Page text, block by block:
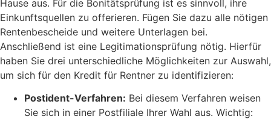
Hause aus. Für die Bonitätsprüfung ist es sinnvoll, ihre
Einkunftsquellen zu offerieren. Fügen Sie dazu alle nötigen
Rentenbescheide und weitere Unterlagen bei.
Anschließend ist eine Legitimationsprüfung nötig. Hierfür
haben Sie drei unterschiedliche Möglichkeiten zur Auswahl,
um sich für den Kredit für Rentner zu identifizieren:
Postident-Verfahren: Bei diesem Verfahren weisen
Sie sich in einer Postfiliale Ihrer Wahl aus. Wichtig: